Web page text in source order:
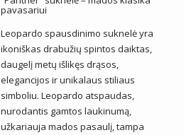
pavasariui
Leopardo spausdinimo suknelė yra
ikoniškas drabužių spintos daiktas,
daugelį metų išlikęs drąsos,
elegancijos ir unikalaus stiliaus
simboliu. Leopardo atspaudas,
nurodantis gamtos laukinumą,
užkariauja mados pasaulį, tampa